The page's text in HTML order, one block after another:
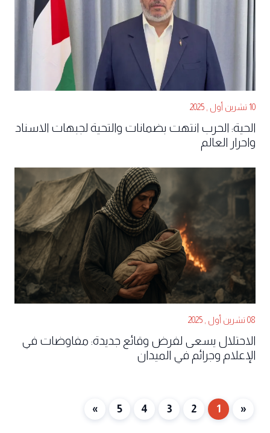
10 تشرين أول , 2025
الحية: الحرب انتهت بضمانات والتحية لجبهات الاسناد
واحرار العالم
08 تشرين أول , 2025
الاحتلال يسعى لفرض وقائع جديدة: مفاوضات في
الإعلام وجرائم في الميدان
«
1
2
3
4
5
»